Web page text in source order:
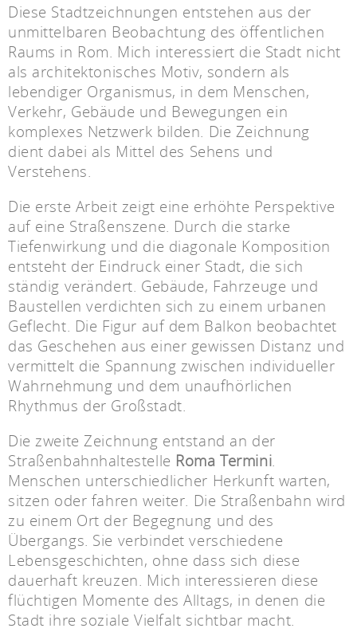
Diese Stadtzeichnungen entstehen aus der
unmittelbaren Beobachtung des öffentlichen
Raums in Rom. Mich interessiert die Stadt nicht
als architektonisches Motiv, sondern als
lebendiger Organismus, in dem Menschen,
Verkehr, Gebäude und Bewegungen ein
komplexes Netzwerk bilden. Die Zeichnung
dient dabei als Mittel des Sehens und
Verstehens.
Die erste Arbeit zeigt eine erhöhte Perspektive
auf eine Straßenszene. Durch die starke
Tiefenwirkung und die diagonale Komposition
entsteht der Eindruck einer Stadt, die sich
ständig verändert. Gebäude, Fahrzeuge und
Baustellen verdichten sich zu einem urbanen
Geflecht. Die Figur auf dem Balkon beobachtet
das Geschehen aus einer gewissen Distanz und
vermittelt die Spannung zwischen individueller
Wahrnehmung und dem unaufhörlichen
Rhythmus der Großstadt.
Die zweite Zeichnung entstand an der
Straßenbahnhaltestelle Roma Termini.
Menschen unterschiedlicher Herkunft warten,
sitzen oder fahren weiter. Die Straßenbahn wird
zu einem Ort der Begegnung und des
Übergangs. Sie verbindet verschiedene
Lebensgeschichten, ohne dass sich diese
dauerhaft kreuzen. Mich interessieren diese
flüchtigen Momente des Alltags, in denen die
Stadt ihre soziale Vielfalt sichtbar macht.